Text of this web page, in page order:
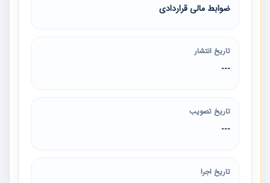
ضوابط مالی قراردادی
تاریخ انتشار
---
تاریخ تصویب
---
تاریخ اجرا